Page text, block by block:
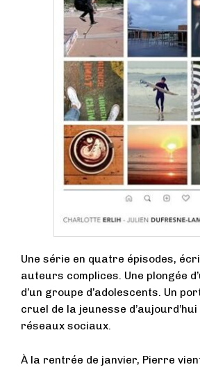
Une série en quatre épisodes,
auteurs complices. Une plongée
d’un groupe d’adolescents. Un
cruel de la jeunesse d’aujourd’hui
réseaux sociaux.
À la rentrée de janvier, Pierre